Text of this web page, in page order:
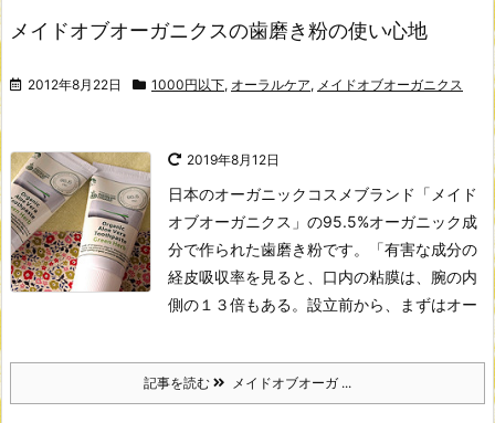
メイドオブオーガニクスの歯磨き粉の使い心地
2012年8月22日 1000円以下, オーラルケア, メイドオブオーガニクス
2019年8月12日
日本のオーガニックコスメブランド「メイド
オブオーガニクス」の95.5%オーガニック成
分で作られた歯磨き粉です。
「有害な成分の
経皮吸収率を見ると、口内の粘膜は、腕の内
側の１３倍もある。設立前から、まずはオー
記事を読む メイドオブオーガ ...